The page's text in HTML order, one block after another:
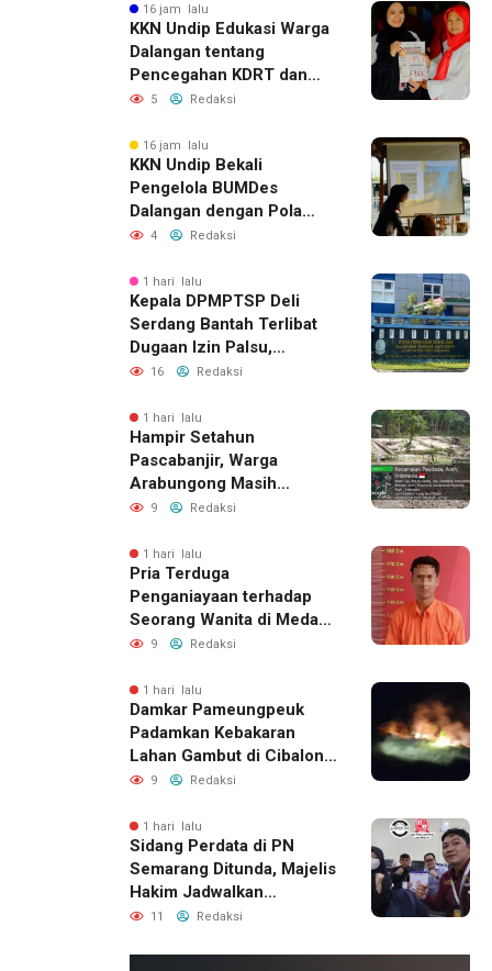
16 jam lalu
KKN Undip Edukasi Warga
Dalangan tentang
Pencegahan KDRT dan
Komunikasi Keluarga
5 Redaksi
16 jam lalu
KKN Undip Bekali
Pengelola BUMDes
Dalangan dengan Pola
Pikir Inovatif
4 Redaksi
1 hari lalu
Kepala DPMPTSP Deli
Serdang Bantah Terlibat
Dugaan Izin Palsu,
Tegaskan Proses
Jalur Resmi
16 Redaksi
1 hari lalu
Hampir Setahun
Pascabanjir, Warga
Arabungong Masih
Menunggu Bantuan
9 Redaksi
1 hari lalu
Pria Terduga
Penganiayaan terhadap
Seorang Wanita di Medan
Ditangkap Polisi
9 Redaksi
1 hari lalu
Damkar Pameungpeuk
Padamkan Kebakaran
Lahan Gambut di Cibalong,
Permukiman Warga
9 Redaksi
1 hari lalu
Sidang Perdata di PN
Semarang Ditunda, Majelis
Hakim Jadwalkan
Pemanggilan Ulang BPR
11 Redaksi